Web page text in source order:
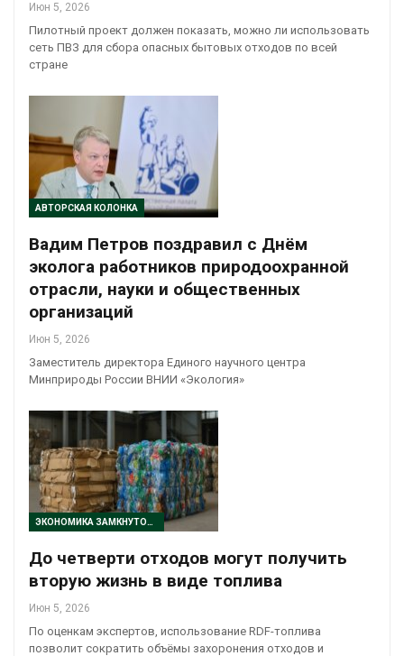
Июн 5, 2026
Пилотный проект должен показать, можно ли использовать
сеть ПВЗ для сбора опасных бытовых отходов по всей
стране
АВТОРСКАЯ КОЛОНКА
Вадим Петров поздравил с Днём
эколога работников природоохранной
отрасли, науки и общественных
организаций
Июн 5, 2026
Заместитель директора Единого научного центра
Минприроды России ВНИИ «Экология»
ЭКОНОМИКА ЗАМКНУТОГО ЦИКЛА
До четверти отходов могут получить
вторую жизнь в виде топлива
Июн 5, 2026
По оценкам экспертов, использование RDF-топлива
позволит сократить объёмы захоронения отходов и